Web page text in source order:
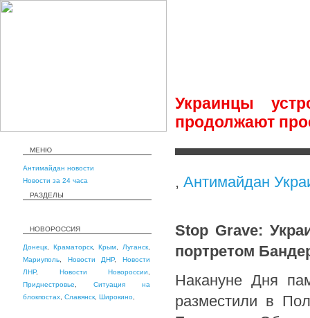
Украинцы
продолжают
МЕНЮ
Антимайдан новости
Новости за 24 часа
РАЗДЕЛЫ
НОВОРОССИЯ
Донецк Краматорск,Крым Луганск
Мариуполь
Новости ДНР,Новости
ЛНР, Новости Новороссии
Приднестровье
Ситуация на
блокпостах Славянск Широкино
, Антимайдан
Stop Grave:
портретом
Накануне Дня
разместили в